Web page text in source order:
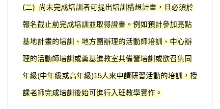
(二) 尚未完成培訓者可提出培訓構想計畫，且必須於
報名截止前完成培訓並取得證書。例如預計參加亮點
基地計畫的培訓、地方團辦理的活動師培訓、中心辦
理的活動師培訓或奠基進教室共備營培訓或欲召集同
年級(中年級或高年級)15人來申請研習活動的培訓，授
課老師完成培訓後始可進行入班教學實作。